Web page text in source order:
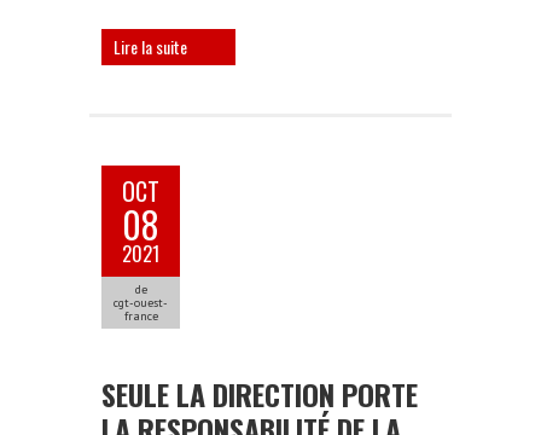
Lire la suite
OCT
08
2021
de
cgt-ouest-
france
SEULE LA DIRECTION PORTE